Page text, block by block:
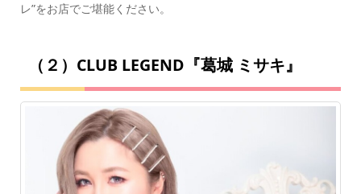
レ”をお店でご堪能ください。
（２）CLUB LEGEND『葛城 ミサキ』